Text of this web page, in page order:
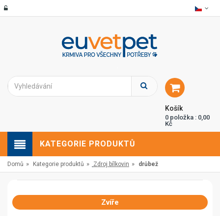
Košík
0 položka : 0,00
Kč
KATEGORIE PRODUKTŮ
Domů » Kategorie produktů » Zdroj bílkovin » drůbež
Zvíře